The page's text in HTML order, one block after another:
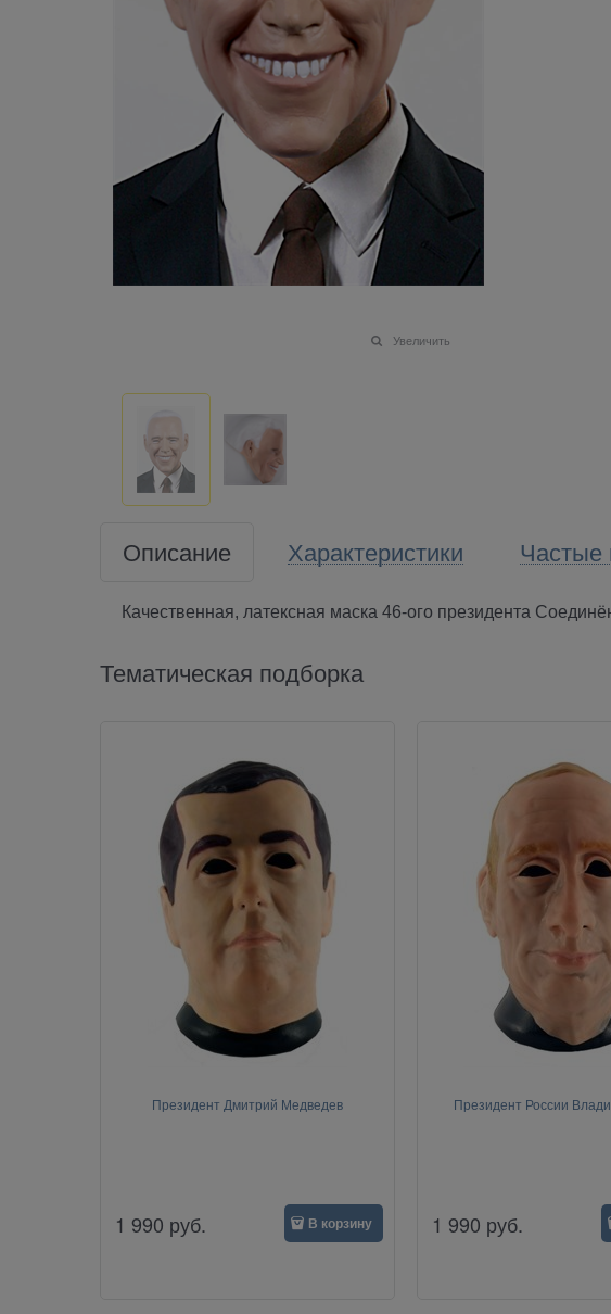
Увеличить
Описание Характеристики Частые
Качественная, латексная маска 46-ого президента
Тематическая подборка
Президент Дмитрий Медведев
1 990 руб. В корзину
Президент России
1 990 руб.